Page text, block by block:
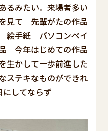
みたい。来場者多い
見て 先輩がたの作品
手紙 パソコンペイ
今年はじめての作品
かして一歩前進した
ステキなものができれ
してならず